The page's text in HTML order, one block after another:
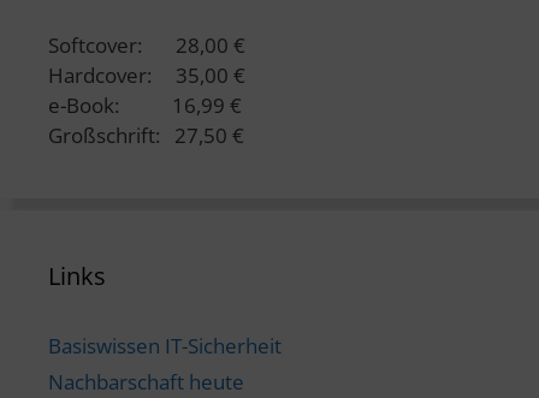
Softcover: 28,00 €
Hardcover: 35,00 €
e-Book: 16,99 €
Großschrift: 27,50 €
Links
Basiswissen IT-Sicherheit
Nachbarschaft heute